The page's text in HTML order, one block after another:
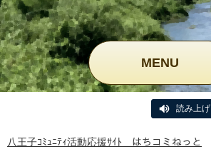
MENU
読み上げ
八王子ｺﾐｭﾆﾃｨ活動応援ｻｲﾄ はちコミねっと